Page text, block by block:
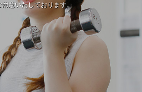
意いたしております。